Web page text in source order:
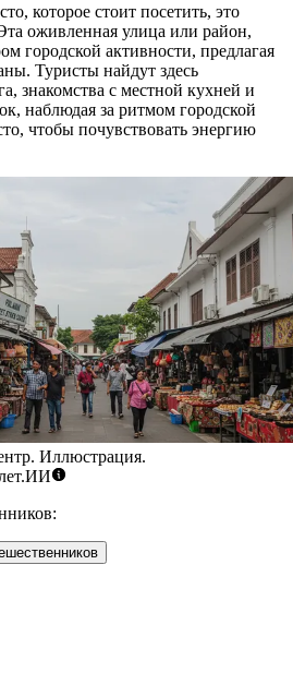
которое стоит посетить, это
оживленная улица или район,
городской активности, предлагая
Туристы найдут здесь
знакомства с местной кухней и
наблюдая за ритмом городской
чтобы почувствовать энергию
Иллюстрация.